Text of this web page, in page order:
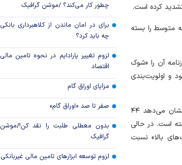
کرده است.
متوسط را بسته
آن را «شوک
و اولویت‌بندی
این روزنامه به نتایج نظرسنجی اعتماد مصرف‌کننده دانشگاه میشیگان استناد می‌کند که نشان می‌دهد ۴۴
است. در حالی
بالا» نسبت
چطور کار می‌کند؟ /موشن گرافیک
برای در امان ماندن از کلاهبرداری بانکی
چه باید کرد؟
لزوم تغییر پارادایم در نحوه تامین مالی
اقتصاد
مزایای اوراق گام
صفر تا صد «اوراق گام»
بدون معطلی طلبت را نقد کن!/موشن
گرافیک
لزوم توسعه ابزارهای تامین مالی غیربانکی